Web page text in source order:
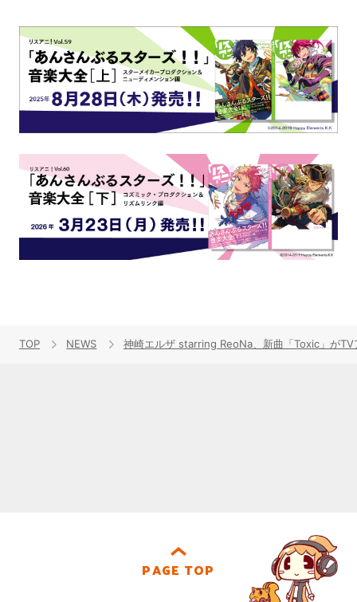
TOP NEWS 神崎エルザ starring ReoNa、新曲「Toxic」が
PAGE TOP